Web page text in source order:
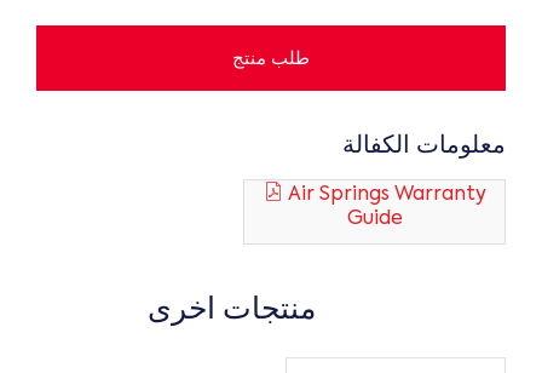
طلب منتج
معلومات الكفالة
Guide
منتجات اخرى